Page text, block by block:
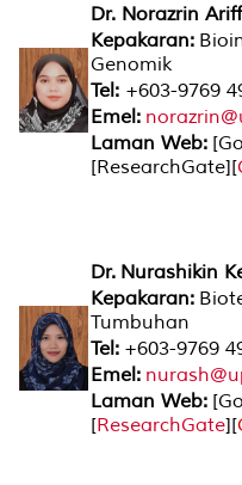
Dr. Norazrin
Kepakaran:
Genomik
Tel: +603-9769
Emel:
Laman Web: [
[ResearchGate][
Dr. Nurashikin
Kepakaran:
Tumbuhan
Tel: +603-9769
Emel:
Laman Web: [
[ResearchGate][